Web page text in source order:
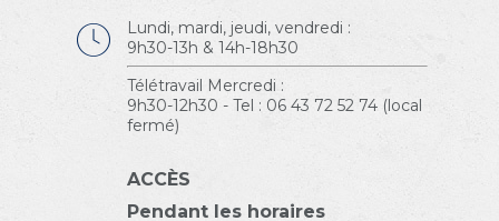
Lundi, mardi, jeudi, vendredi :
9h30-13h & 14h-18h30
Télétravail Mercredi :
9h30-12h30 - Tel : 06 43 72 52 74 (local
fermé)
ACCÈS
Pendant les horaires